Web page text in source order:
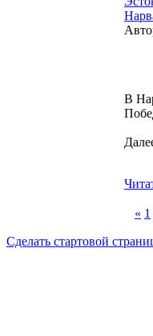
В
« 1
Сделать стартовой